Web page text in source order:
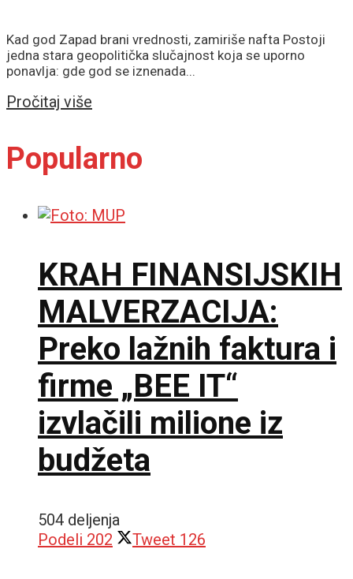
Kad god Zapad brani vrednosti, zamiriše nafta Postoji
jedna stara geopolitička slučajnost koja se uporno
ponavlja: gde god se iznenada...
Pročitaj više
Popularno
KRAH FINANSIJSKIH
MALVERZACIJA:
Preko lažnih faktura i
firme „BEE IT“
izvlačili milione iz
budžeta
504 deljenja
Podeli 202 Tweet 126